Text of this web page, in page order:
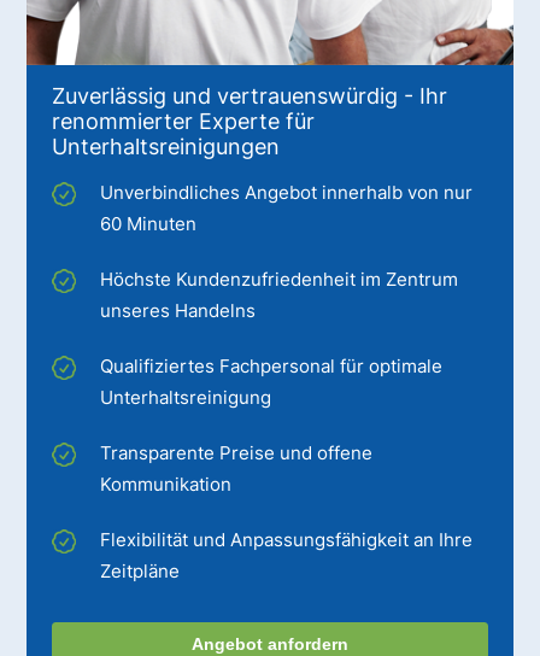
Zuverlässig und vertrauenswürdig - Ihr
renommierter Experte für
Unterhaltsreinigungen
Unverbindliches Angebot innerhalb von nur
60 Minuten
Höchste Kundenzufriedenheit im Zentrum
unseres Handelns
Qualifiziertes Fachpersonal für optimale
Unterhaltsreinigung
Transparente Preise und offene
Kommunikation
Flexibilität und Anpassungsfähigkeit an Ihre
Zeitpläne
Angebot anfordern